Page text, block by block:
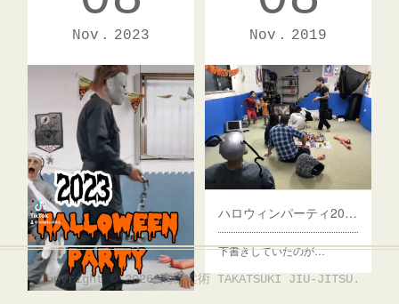
Nov 2023 Nov 2019
ハロウィンパーティ2019
下書きしていたのが…
Copyright ©2026 高槻柔術 TAKATSUKI JIU-JITSU.